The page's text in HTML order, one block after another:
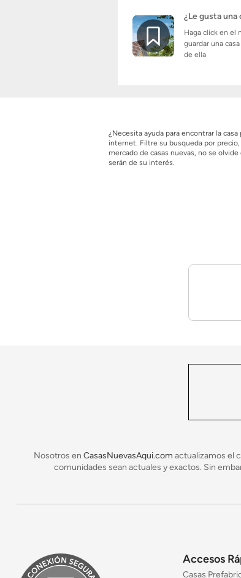
¿Le gusta una
Haga click en el
guardar una
de ella
¿Necesita ayuda para encontrar la
internet. Filtre su busqueda por
mercado de casas nuevas, no se
serán de su interés.
Nosotros en CasasNuevasAqui.com actualizamos el
comunidades sean actuales y exactos. Sin
Accesos
Casas